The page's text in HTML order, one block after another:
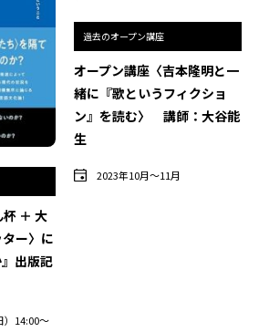
・オープン講座・展覧会
ープン講座・展覧会
＋ 大
ー〉に
出版記
）14:00〜
過去のオープン講座
オープン講座〈吉本隆明と一
緒に『歌というフィクショ
ン』を読む〉 講師：大谷能
生
2023年10月〜11月